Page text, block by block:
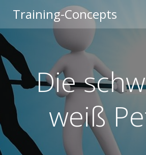
Inhalt
Training-Concepts
Die
weiß